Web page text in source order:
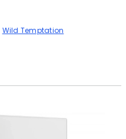
Wild Temptation